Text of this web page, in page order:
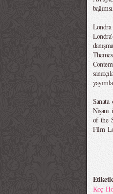
Nişanı
of the
Film
Koç